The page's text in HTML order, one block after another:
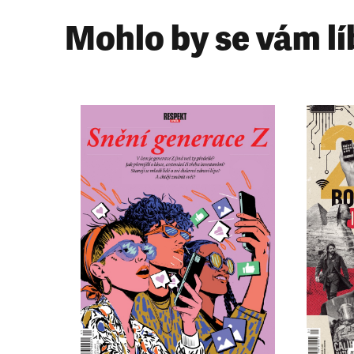
Mohlo by se vám